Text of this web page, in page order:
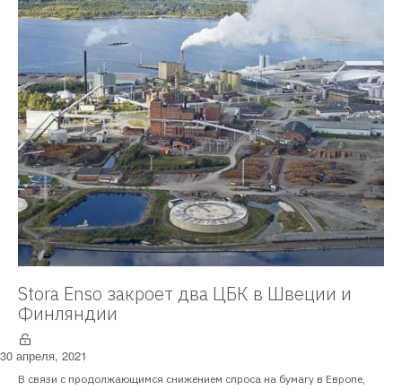
Stora Enso закроет два ЦБК в Швеции и
Финляндии
30 апреля, 2021
В связи с продолжающимся снижением спроса на бумагу в Европе,